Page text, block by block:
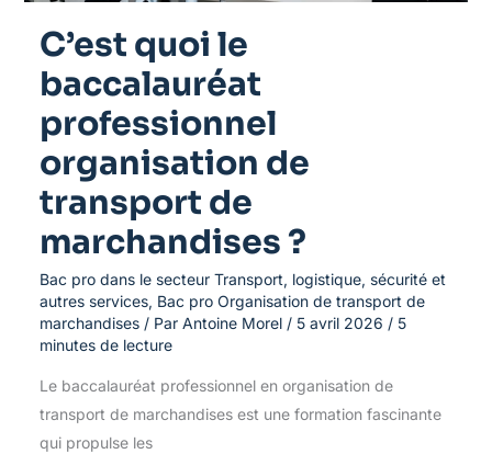
C’est quoi le
baccalauréat
professionnel
organisation de
transport de
marchandises ?
Bac pro dans le secteur Transport, logistique, sécurité et
autres services, Bac pro Organisation de transport de
marchandises/ Par Antoine Morel / 5 avril 2026 / 5
minutes de lecture
Le baccalauréat professionnel en organisation de
transport de marchandises est une formation fascinante
qui propulse les